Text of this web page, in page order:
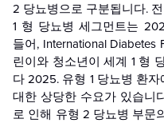
2 당뇨병으로 구분됩니다.
1 형 당뇨병 세그먼트는
들어, International Diabetes
린이와 청소년이 세계 1 형
다 2025. 유형 1 당뇨병 환
대한 상당한 수요가 있습니
로 인해 유형 2 당뇨병 부문